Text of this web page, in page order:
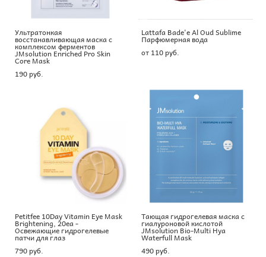
Ультратонкая
восстанавливающая маска с
комплексом ферментов
JMsolution Enriched Pro Skin
Core Mask
190 pуб.
Lattafa Bade'e Al Oud Sublime
Парфюмерная вода
от 110 pуб.
Petitfee 10Day Vitamin Eye Mask
Brightening, 20ea -
Освежающие гидрогелевые
патчи для глаз
790 pуб.
Тающая гидрогелевая маска с
гиалуроновой кислотой
JMsolution Bio-Multi Hya
Waterfull Mask
490 pуб.